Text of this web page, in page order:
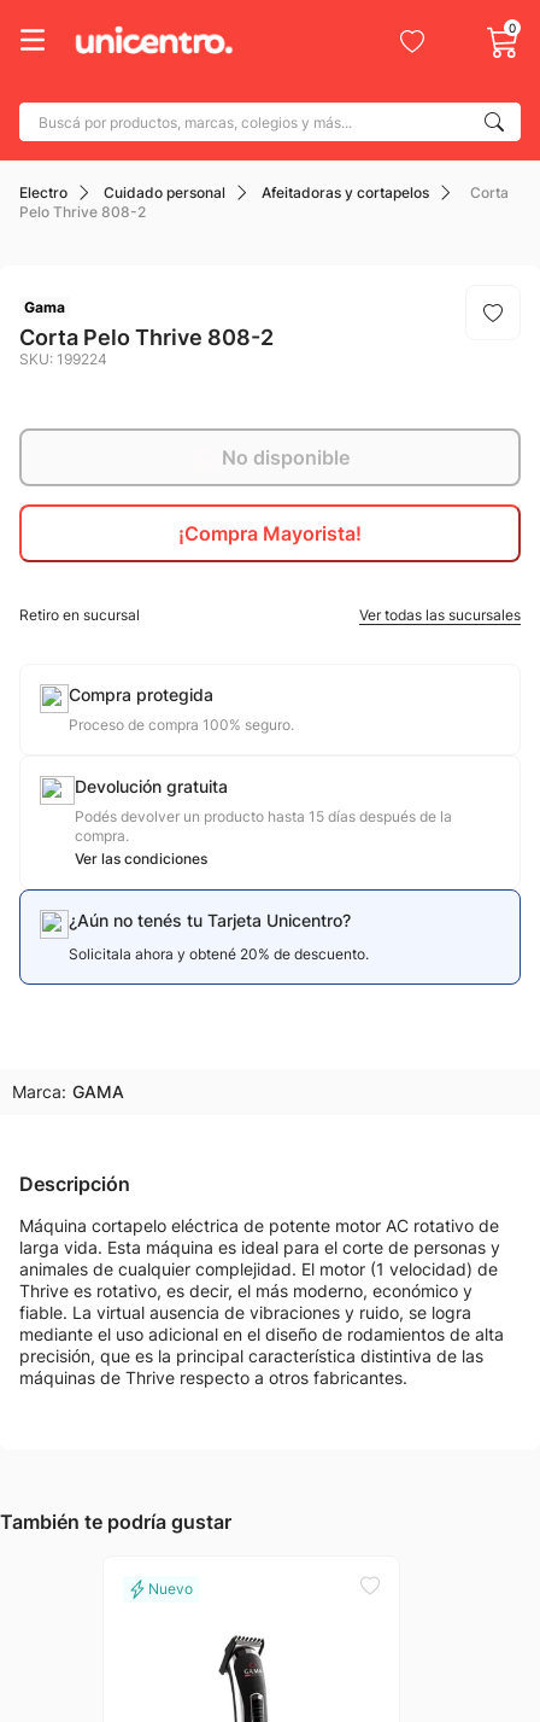
0
Buscá por productos, marcas, colegios y más...
Electro Cuidado personal Afeitadoras y cortapelos
Corta
Pelo Thrive 808-2
Gama
Corta Pelo Thrive 808-2
SKU: 199224
No disponible
¡Compra Mayorista!
Retiro en sucursal Ver todas las sucursales
Compra protegida
Proceso de compra 100% seguro.
Devolución gratuita
Podés devolver un producto hasta 15 días después de la
compra.
Ver las condiciones
¿Aún no tenés tu Tarjeta Unicentro?
Solicitala ahora y obtené 20% de descuento.
Marca: GAMA
Descripción
Máquina cortapelo eléctrica de potente motor AC rotativo de
larga vida. Esta máquina es ideal para el corte de personas y
animales de cualquier complejidad. El motor (1 velocidad) de
Thrive es rotativo, es decir, el más moderno, económico y
fiable. La virtual ausencia de vibraciones y ruido, se logra
mediante el uso adicional en el diseño de rodamientos de alta
precisión, que es la principal característica distintiva de las
máquinas de Thrive respecto a otros fabricantes.
También te podría gustar
Términos más buscados
1. adidas
4. mochila
5. botin